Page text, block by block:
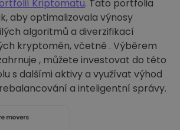
Kriptomatu. Tato portfolia
aby optimalizovala výnosy
algoritmů a diverzifikací
kryptoměn, včetně . Výběrem
, můžete investovat do této
s dalšími aktivy a využívat výhod
a inteligentní správy.